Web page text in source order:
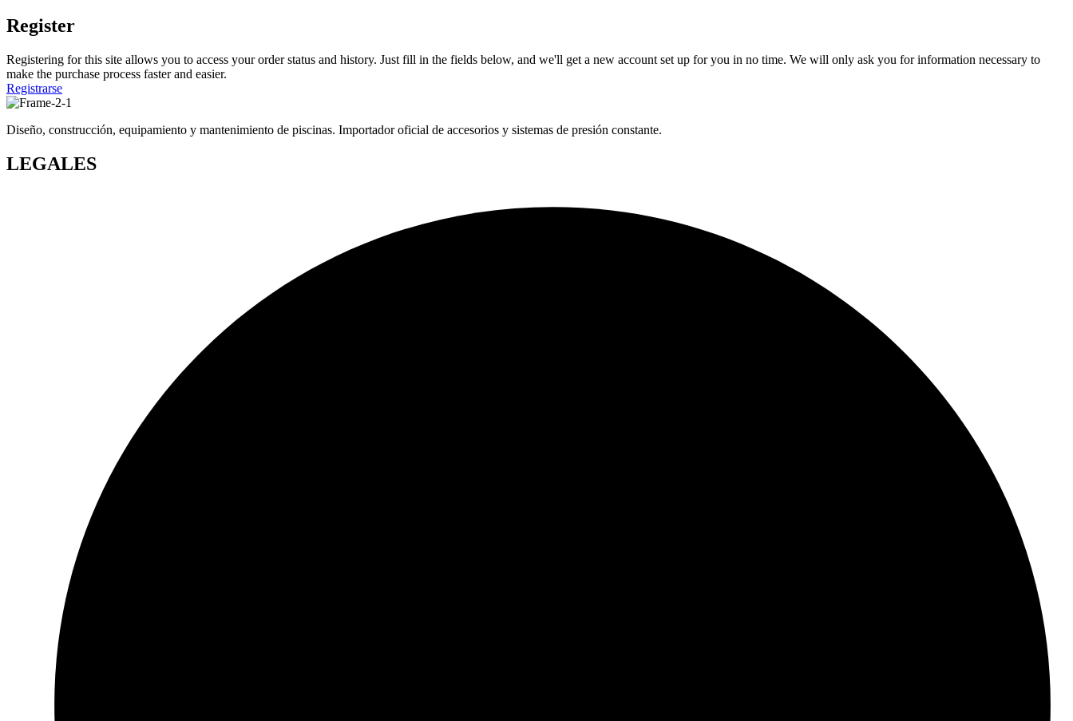
Register
Registering for this site allows you to access your order status and history. Just fill in the fields below, and we'll get a new account set up for you in no time. We will only ask you for information necessary to
make the purchase process faster and easier.
Registrarse
Diseño, construcción, equipamiento y mantenimiento de piscinas. Importador oficial de accesorios y sistemas de presión constante.
LEGALES